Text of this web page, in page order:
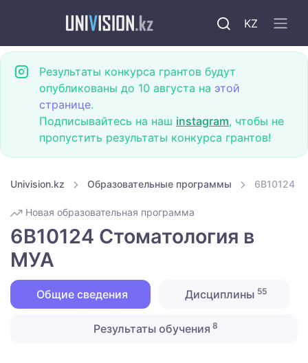
KZ
Результаты конкурса грантов будут
опубликованы до 10 августа на этой
странице.
Подписывайтесь на наш instagram, чтобы не
пропустить результаты конкурса грантов!
Univision.kz Образовательные программы 6B10124
Новая образовательная программа
6B10124 Стоматология в
МУА
Общие сведения Дисциплины 55
Результаты обучения 8